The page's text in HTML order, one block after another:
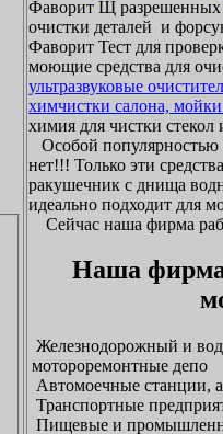
Фаворит Щ
очистки деталей и
Фаворит Тест для
моющие средства для
ультразвуковые
химчистки салона,
химия для чистки стекол
Особой популярностью
нет!!! Только эти
ракушечник с днища
идеально подходит для
Сейчас наша фирма
Наша фирма
Железнодорожный и
мотороремонтные депо
Автомоечные станции,
Транспортные
Пищевые и